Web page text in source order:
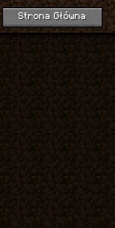
Strona Główna